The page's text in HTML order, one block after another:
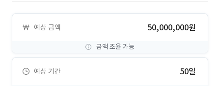
예상 금액 50,000,000원
금액 조율 가능
예상 기간 50일